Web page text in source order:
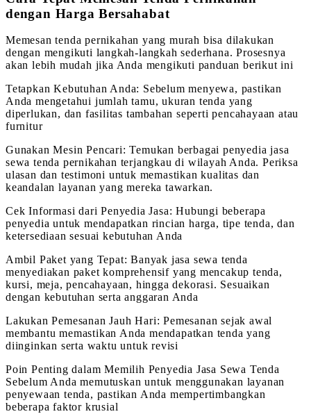
dengan Harga Bersahabat
Memesan tenda pernikahan yang murah bisa dilakukan
dengan mengikuti langkah-langkah sederhana. Prosesnya
akan lebih mudah jika Anda mengikuti panduan berikut ini
Tetapkan Kebutuhan Anda: Sebelum menyewa, pastikan
Anda mengetahui jumlah tamu, ukuran tenda yang
diperlukan, dan fasilitas tambahan seperti pencahayaan atau
furnitur
Gunakan Mesin Pencari: Temukan berbagai penyedia jasa
sewa tenda pernikahan terjangkau di wilayah Anda. Periksa
ulasan dan testimoni untuk memastikan kualitas dan
keandalan layanan yang mereka tawarkan.
Cek Informasi dari Penyedia Jasa: Hubungi beberapa
penyedia untuk mendapatkan rincian harga, tipe tenda, dan
ketersediaan sesuai kebutuhan Anda
Ambil Paket yang Tepat: Banyak jasa sewa tenda
menyediakan paket komprehensif yang mencakup tenda,
kursi, meja, pencahayaan, hingga dekorasi. Sesuaikan
dengan kebutuhan serta anggaran Anda
Lakukan Pemesanan Jauh Hari: Pemesanan sejak awal
membantu memastikan Anda mendapatkan tenda yang
diinginkan serta waktu untuk revisi
Poin Penting dalam Memilih Penyedia Jasa Sewa Tenda
Sebelum Anda memutuskan untuk menggunakan layanan
penyewaan tenda, pastikan Anda mempertimbangkan
beberapa faktor krusial